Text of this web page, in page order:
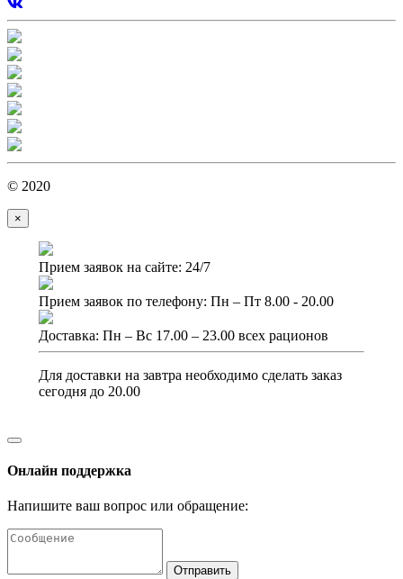
© 2020
×
Прием заявок на сайте: 24/7
Прием заявок по телефону: Пн – Пт 8.00 - 20.00
Доставка: Пн – Вс 17.00 – 23.00 всех рационов
Для доставки на завтра необходимо сделать заказ
сегодня до 20.00
Онлайн поддержка
Напишите ваш вопрос или обращение:
Отправить